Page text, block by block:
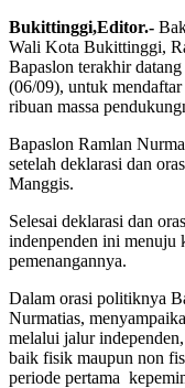
Bukittinggi,Editor.-
Wali Kota Bukittinggi,
Bapaslon terakhir
(06/09), untuk
ribuan massa
Bapaslon Ramlan
setelah deklarasi dan
Manggis.
Selesai deklarasi dan
indenpenden ini menuju
pemenangannya.
Dalam orasi politiknya
Nurmatias,
melalui jalur
baik fisik maupun non
periode pertama